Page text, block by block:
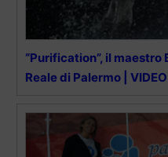
“Purification”, il
Reale di Palermo | VIDEO